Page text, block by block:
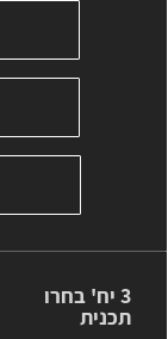
3 יח' בחרו
תכנית